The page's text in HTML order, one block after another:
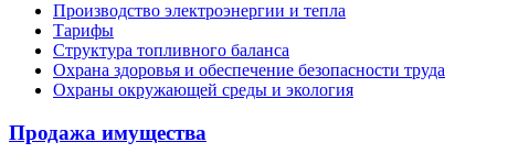
Производство электроэнергии и тепла
Тарифы
Структура топливного баланса
Охрана здоровья и обеспечение безопасности труда
Охраны окружающей среды и экология
Продажа имущества